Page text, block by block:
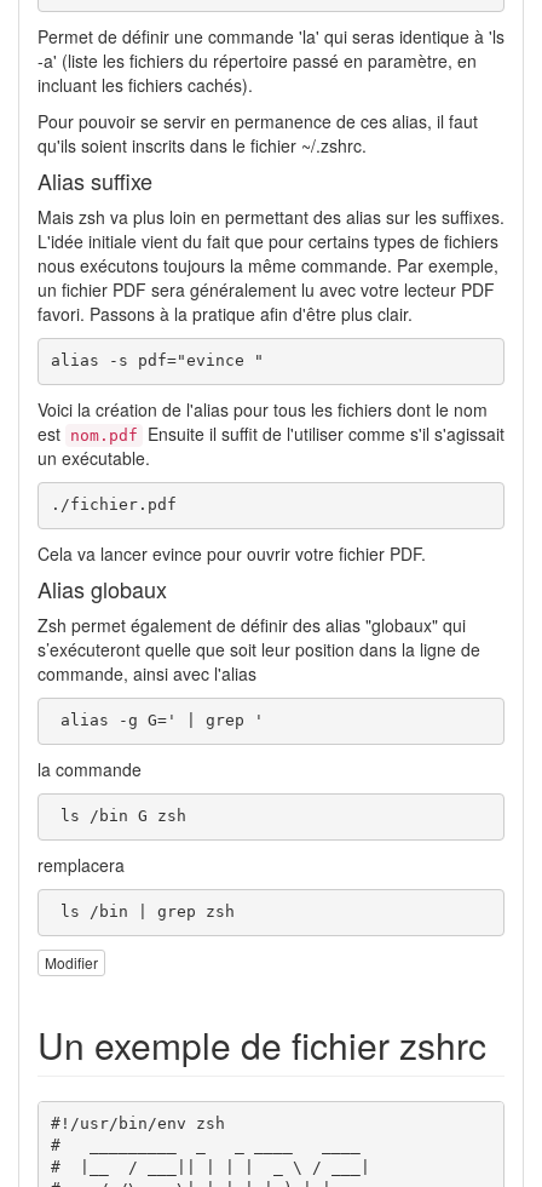
Permet de définir une commande 'la' qui seras identique à 'ls
-a' (liste les fichiers du répertoire passé en paramètre, en
incluant les fichiers cachés).
Pour pouvoir se servir en permanence de ces alias, il faut
qu'ils soient inscrits dans le fichier ~/.zshrc.
Alias suffixe
Mais zsh va plus loin en permettant des alias sur les suffixes.
L'idée initiale vient du fait que pour certains types de fichiers
nous exécutons toujours la même commande. Par exemple,
un fichier PDF sera généralement lu avec votre lecteur PDF
favori. Passons à la pratique afin d'être plus clair.
alias -s pdf="evince "
Voici la création de l'alias pour tous les fichiers dont le nom
est nom.pdf
Ensuite il suffit de l'utiliser comme s'il s'agissait
un exécutable.
./fichier.pdf
Cela va lancer evince pour ouvrir votre fichier PDF.
Alias globaux
Zsh permet également de définir des alias "globaux" qui
s’exécuteront quelle que soit leur position dans la ligne de
commande, ainsi avec l'alias
alias -g G=' | grep '
la commande
ls /bin G zsh
remplacera
ls /bin | grep zsh
Modifier
Un exemple de fichier zshrc
#!/usr/bin/env zsh
#   _________  _   _ ____   ____
#  |__  / ___|| | | |  _ \ / ___|